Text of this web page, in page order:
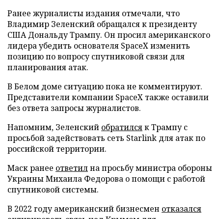
Ранее журналисты издания отмечали, что
Владимир Зеленский обращался к президенту
США Дональду Трампу. Он просил американского
лидера убедить основателя SpaceX изменить
позицию по вопросу спутниковой связи для
планирования атак.
В Белом доме ситуацию пока не комментируют.
Представители компании SpaceX также оставили
без ответа запросы журналистов.
Напомним, Зеленский обратилсяк Трампу с
просьбой задействовать сеть Starlink для атак по
российской территории.
Маск ранее ответилна просьбу министра обороны
Украины Михаила Федорова о помощи с работой
спутниковой системы.
В 2022 году американский бизнесмен отказался